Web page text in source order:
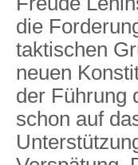
die
taktischen
neuen
der Führung
schon auf